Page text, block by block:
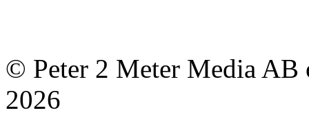
© Peter 2 Meter Media AB
2026